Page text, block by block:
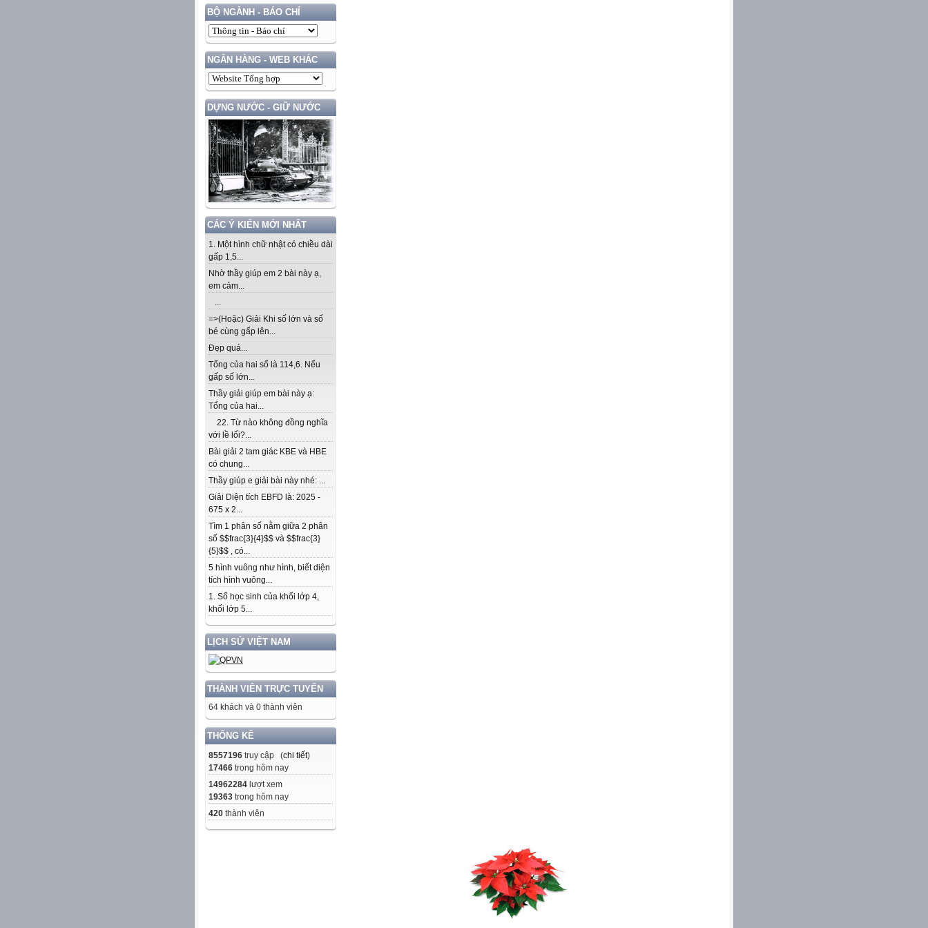
BỘ NGÀNH - BÁO CHÍ
NGÂN HÀNG - WEB KHÁC
DỰNG NƯỚC - GIỮ NƯỚC
CÁC Ý KIẾN MỚI NHẤT
1. Một hình chữ nhật có chiều dài
gấp 1,5...
Nhờ thầy giúp em 2 bài này ạ,
em cảm...
...
=>(Hoặc) Giải Khi số lớn và số
bé cùng gấp lên...
Đẹp quá...
Tổng của hai số là 114,6. Nếu
gấp số lớn...
Thầy giải giúp em bài này ạ:
Tổng của hai...
22. Từ nào không đồng nghĩa
với lề lối?...
Bài giải 2 tam giác KBE và HBE
có chung...
Thầy giúp e giải bài này nhé: ...
Giải Diện tích EBFD là: 2025 -
675 x 2...
Tìm 1 phân số nằm giữa 2 phân
số $$frac{3}{4}$$ và $$frac{3}
{5}$$ , có...
5 hình vuông như hình, biết diện
tích hình vuông...
1. Số học sinh của khối lớp 4,
khối lớp 5...
LỊCH SỬ VIỆT NAM
THÀNH VIÊN TRỰC TUYẾN
64 khách và 0 thành viên
THỐNG KÊ
8557196 truy cập (chi tiết)
17466 trong hôm nay
14962284 lượt xem
19363 trong hôm nay
420 thành viên